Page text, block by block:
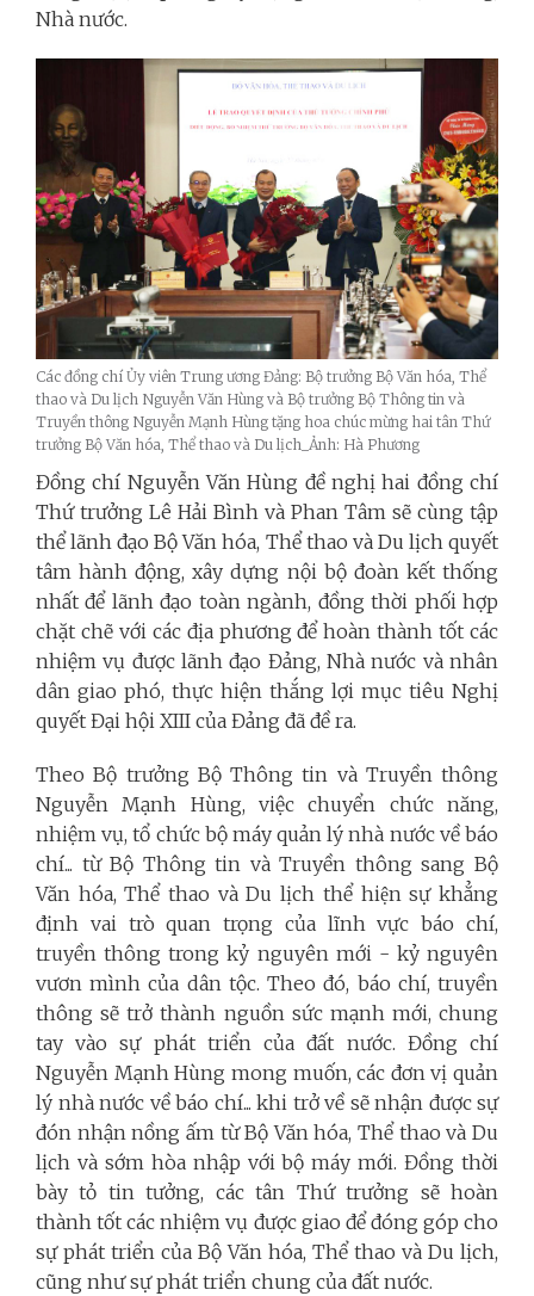
Nhà nước.
Các đồng chí Ủy viên Trung ương Đảng: Bộ trưởng Bộ Văn hóa, Thể
thao và Du lịch Nguyễn Văn Hùng và Bộ trưởng Bộ Thông tin và
Truyền thông Nguyễn Mạnh Hùng tặng hoa chúc mừng hai tân Thứ
trưởng Bộ Văn hóa, Thể thao và Du lịch_Ảnh: Hà Phương
Đồng chí Nguyễn Văn Hùng đề nghị hai đồng chí
Thứ trưởng Lê Hải Bình và Phan Tâm sẽ cùng tập
thể lãnh đạo Bộ Văn hóa, Thể thao và Du lịch quyết
tâm hành động, xây dựng nội bộ đoàn kết thống
nhất để lãnh đạo toàn ngành, đồng thời phối hợp
chặt chẽ với các địa phương để hoàn thành tốt các
nhiệm vụ được lãnh đạo Đảng, Nhà nước và nhân
dân giao phó, thực hiện thắng lợi mục tiêu Nghị
quyết Đại hội XIII của Đảng đã đề ra.
Theo Bộ trưởng Bộ Thông tin và Truyền thông
Nguyễn Mạnh Hùng, việc chuyển chức năng,
nhiệm vụ, tổ chức bộ máy quản lý nhà nước về báo
chí... từ Bộ Thông tin và Truyền thông sang Bộ
Văn hóa, Thể thao và Du lịch thể hiện sự khẳng
định vai trò quan trọng của lĩnh vực báo chí,
truyền thông trong kỷ nguyên mới - kỷ nguyên
vươn mình của dân tộc. Theo đó, báo chí, truyền
thông sẽ trở thành nguồn sức mạnh mới, chung
tay vào sự phát triển của đất nước. Đồng chí
Nguyễn Mạnh Hùng mong muốn, các đơn vị quản
lý nhà nước về báo chí... khi trở về sẽ nhận được sự
đón nhận nồng ấm từ Bộ Văn hóa, Thể thao và Du
lịch và sớm hòa nhập với bộ máy mới. Đồng thời
bày tỏ tin tưởng, các tân Thứ trưởng sẽ hoàn
thành tốt các nhiệm vụ được giao để đóng góp cho
sự phát triển của Bộ Văn hóa, Thể thao và Du lịch,
cũng như sự phát triển chung của đất nước.